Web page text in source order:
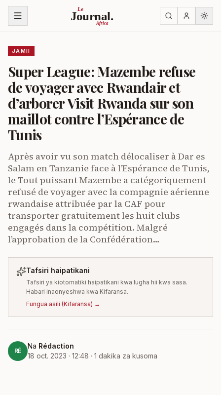
Ruka kwenye yaliyomo
Le
Journal.
Africa
JAMII
Super League: Mazembe refuse
de voyager avec Rwandair et
d’arborer Visit Rwanda sur son
maillot contre l’Espérance de
Tunis
Après avoir vu son match délocaliser à Dar es
Salam en Tanzanie face à l’Espérance de Tunis,
le Tout puissant Mazembe a catégoriquement
refusé de voyager avec la compagnie aérienne
rwandaise attribuée par la CAF pour
transporter gratuitement les huit clubs
engagés dans la compétition. Malgré
l’approbation de la Confédération…
Tafsiri haipatikani
Tafsiri ya kiotomatiki haipatikani kwa lugha hii kwa sasa.
Habari inaonyeshwa kwa Kifaransa.
Fungua asili (Kifaransa) →
RÉ
Na Rédaction
18 oct. 2023 · 12:48 · 1 dakika za kusoma